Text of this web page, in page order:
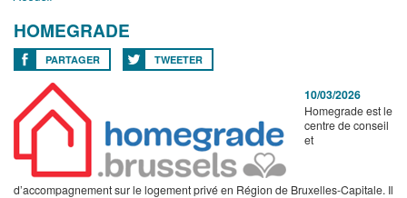
HOMEGRADE
PARTAGER TWEETER
10/03/2026
Homegrade est le
centre de conseil
et
d’accompagnement sur le logement privé en Région de Bruxelles-Capitale. Il